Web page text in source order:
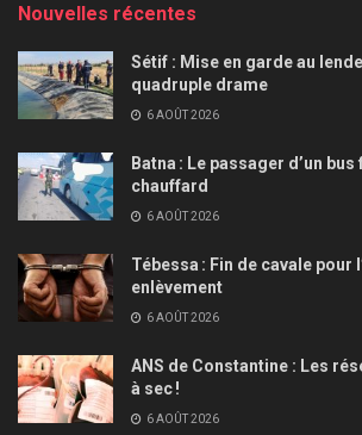
Nouvelles récentes
Sétif : Mise en garde au
quadruple drame
6 AOÛT 2026
Batna : Le passager d’un
chauffard
6 AOÛT 2026
Tébessa : Fin de cavale pour
enlèvement
6 AOÛT 2026
ANS de Constantine : Les
à sec !
6 AOÛT 2026